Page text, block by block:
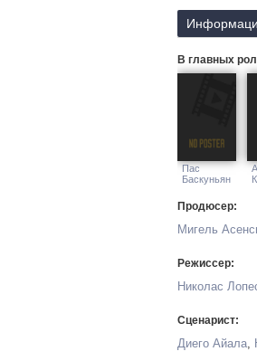
В главных
Пас
Баскуньян
Продюсер:
Мигель
Режиссер:
Николас
Сценарист:
Диего Айала,